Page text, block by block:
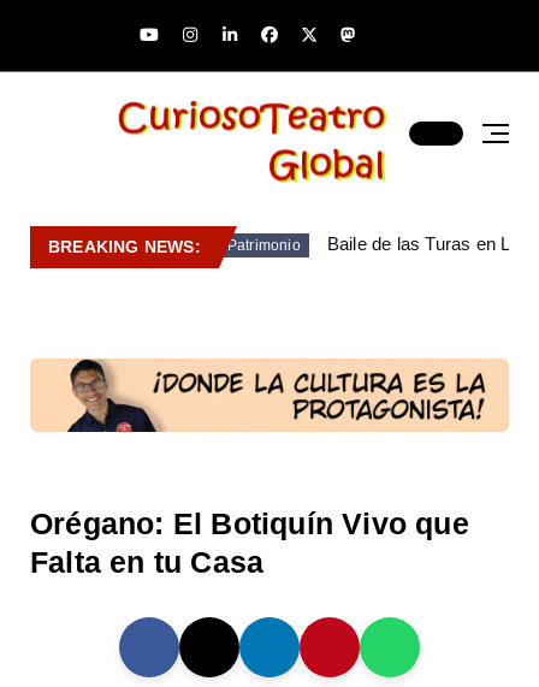
BREAKING NEWS: Patrimonio Baile de las Turas en
Orégano: El Botiquín Vivo que
Falta en tu Casa